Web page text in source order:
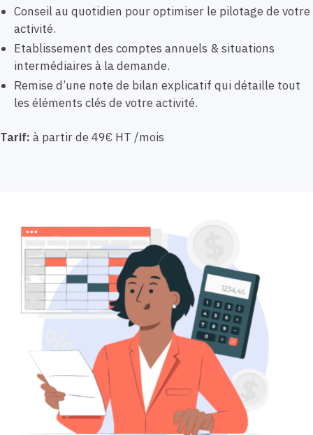
Conseil au quotidien pour optimiser le pilotage de votre
activité.
Etablissement des comptes annuels & situations
intermédiaires à la demande.
Remise d’une note de bilan explicatif qui détaille tout
les éléments clés de votre activité.
Tarif: à partir de 49€ HT /mois